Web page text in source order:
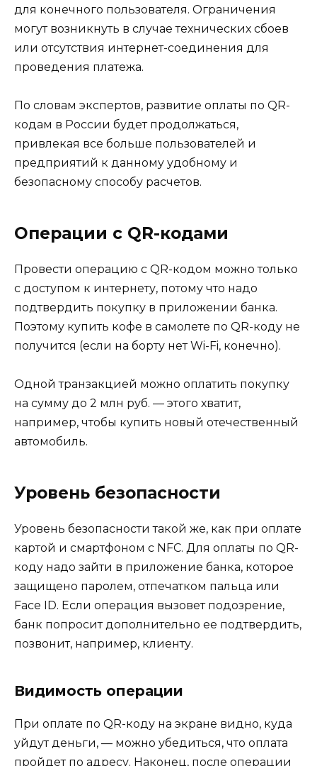
для конечного пользователя. Ограничения
могут возникнуть в случае технических сбоев
или отсутствия интернет-соединения для
проведения платежа.
По словам экспертов, развитие оплаты по QR-
кодам в России будет продолжаться,
привлекая все больше пользователей и
предприятий к данному удобному и
безопасному способу расчетов.
Операции с QR-кодами
Провести операцию с QR-кодом можно только
с доступом к интернету, потому что надо
подтвердить покупку в приложении банка.
Поэтому купить кофе в самолете по QR-коду не
получится (если на борту нет Wi-Fi, конечно).
Одной транзакцией можно оплатить покупку
на сумму до 2 млн руб. — этого хватит,
например, чтобы купить новый отечественный
автомобиль.
Уровень безопасности
Уровень безопасности такой же, как при оплате
картой и смартфоном с NFC. Для оплаты по QR-
коду надо зайти в приложение банка, которое
защищено паролем, отпечатком пальца или
Face ID. Если операция вызовет подозрение,
банк попросит дополнительно ее подтвердить,
позвонит, например, клиенту.
Видимость операции
При оплате по QR-коду на экране видно, куда
уйдут деньги, — можно убедиться, что оплата
пройдет по адресу. Наконец, после операции